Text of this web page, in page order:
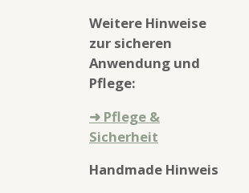
Weitere Hinweise
zur sicheren
Anwendung und
Pflege:
➜ Pflege &
Sicherheit
Handmade Hinweis